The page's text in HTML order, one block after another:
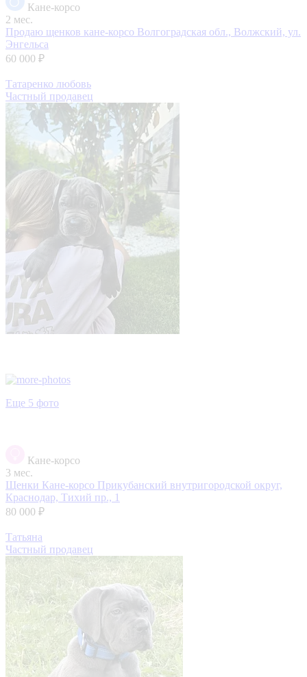
Кане-корсо
2 мес.
Продаю щенков кане-корсо Волгоградская обл., Волжский, ул.
Энгельса
60 000 ₽
Татаренко любовь
Частный продавец
Еще 5 фото
Кане-корсо
3 мес.
Щенки Кане-корсо Прикубанский внутригородской округ,
Краснодар, Тихий пр., 1
80 000 ₽
Татьяна
Частный продавец